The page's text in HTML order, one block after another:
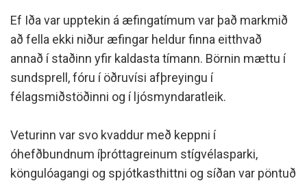
Ef Iða var upptekin á æfingatímum var það markmið
að fella ekki niður æfingar heldur finna eitthvað
annað í staðinn yfir kaldasta tímann. Börnin mættu í
sundsprell, fóru í öðruvísi afþreyingu í
félagsmiðstöðinni og í ljósmyndaratleik.
Veturinn var svo kvaddur með keppni í
óhefðbundnum íþróttagreinum stígvélasparki,
köngulóagangi og spjótkasthittni og síðan var pöntuð